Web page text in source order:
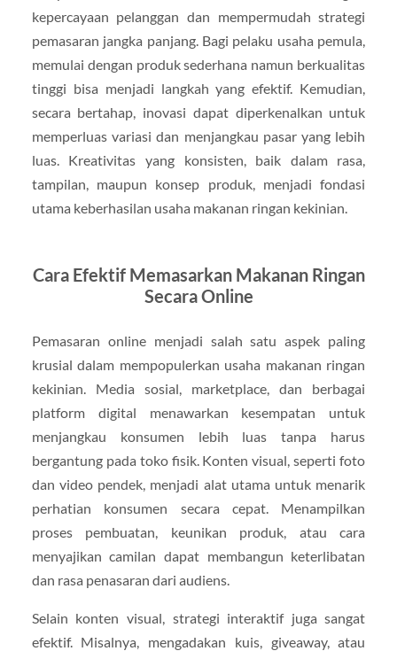
kepercayaan pelanggan dan mempermudah strategi
pemasaran jangka panjang. Bagi pelaku usaha pemula,
memulai dengan produk sederhana namun berkualitas
tinggi bisa menjadi langkah yang efektif. Kemudian,
secara bertahap, inovasi dapat diperkenalkan untuk
memperluas variasi dan menjangkau pasar yang lebih
luas. Kreativitas yang konsisten, baik dalam rasa,
tampilan, maupun konsep produk, menjadi fondasi
utama keberhasilan usaha makanan ringan kekinian.
Cara Efektif Memasarkan Makanan Ringan
Secara Online
Pemasaran online menjadi salah satu aspek paling
krusial dalam mempopulerkan usaha makanan ringan
kekinian. Media sosial, marketplace, dan berbagai
platform digital menawarkan kesempatan untuk
menjangkau konsumen lebih luas tanpa harus
bergantung pada toko fisik. Konten visual, seperti foto
dan video pendek, menjadi alat utama untuk menarik
perhatian konsumen secara cepat. Menampilkan
proses pembuatan, keunikan produk, atau cara
menyajikan camilan dapat membangun keterlibatan
dan rasa penasaran dari audiens.
Selain konten visual, strategi interaktif juga sangat
efektif. Misalnya, mengadakan kuis, giveaway, atau